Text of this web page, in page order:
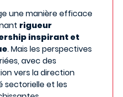
une manière efficace
rigueur
inspirant et
. Mais les perspectives
avec des
vers la direction
sectorielle et les